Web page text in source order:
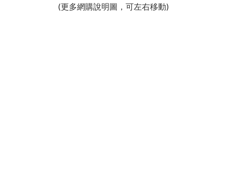
(更多網購說明圖，可左右移動)